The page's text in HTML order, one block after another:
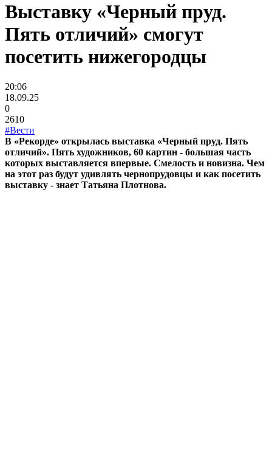
Выставку «Черный пруд.
Пять отличий» смогут
посетить нижегородцы
20:06
18.09.25
0
2610
#Вести
В «Рекорде» открылась выставка «Черный пруд. Пять
отличий». Пять художников, 60 картин - большая часть
которых выставляется впервые. Смелость и новизна. Чем
на этот раз будут удивлять чернопрудовцы и как посетить
выставку - знает Татьяна Плотнова.